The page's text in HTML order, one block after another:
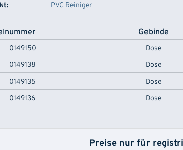
PVC Reiniger
Gebinde
0149150 Dose
0149138
Dose
0149135
Dose
0149136
Dose
Preise nur für